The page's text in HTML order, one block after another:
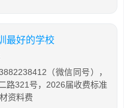
最好的学校
（微信同号），
路321号，2026届收费标准
资料费